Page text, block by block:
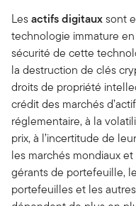
Lesactifs digitauxsont
technologie immature
sécurité de cette
la destruction de clés
droits de propriété
crédit des marchés
réglementaire, à la
prix, à l’incertitude de
les marchés mondiaux
gérants de portefeuille,
portefeuilles et les